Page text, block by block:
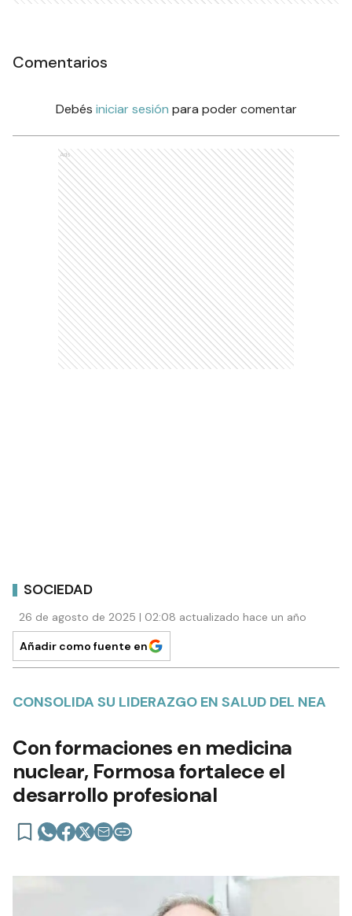
Comentarios
Debés iniciar sesión para poder comentar
Ads
SOCIEDAD
26 de agosto de 2025 | 02:08 actualizado hace un año
Añadir como fuente en
CONSOLIDA SU LIDERAZGO EN SALUD DEL NEA
Con formaciones en medicina
nuclear, Formosa fortalece el
desarrollo profesional